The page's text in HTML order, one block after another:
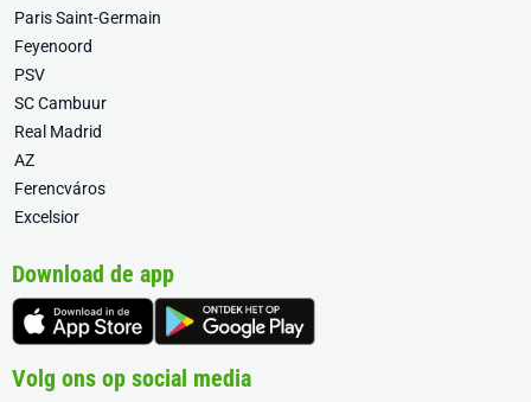
Paris Saint-Germain
Feyenoord
PSV
SC Cambuur
Real Madrid
AZ
Ferencváros
Excelsior
Download de app
Volg ons op social media